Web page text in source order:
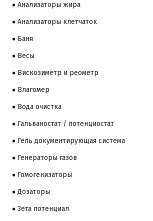
Анализаторы жира
Анализаторы клетчаток
Баня
Весы
Вискозиметр и реометр
Влагомер
Вода очистка
Гальваностат / потенциостат
Гель документирующая система
Генераторы газов
Гомогенизаторы
Дозаторы
Зета потенциал